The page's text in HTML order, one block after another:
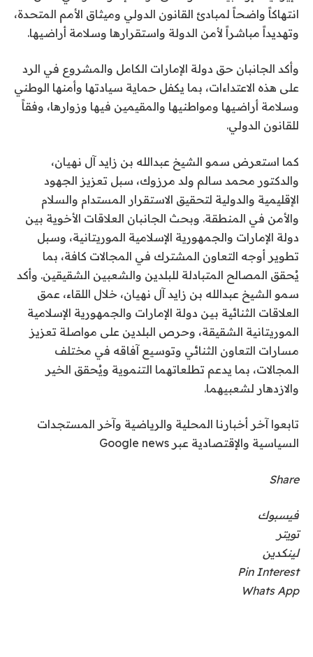
انتهاكاً واضحاً لمبادئ القانون الدولي وميثاق الأمم المتحدة،
وتهديداً مباشراً لأمن الدولة واستقرارها وسلامة أراضيها.
وأكد الجانبان حق دولة الإمارات الكامل والمشروع في الرد
على هذه الاعتداءات، بما يكفل حماية سيادتها وأمنها الوطني
وسلامة أراضيها ومواطنيها والمقيمين فيها وزوارها، وفقاً
للقانون الدولي.
كما استعرض سمو الشيخ عبدالله بن زايد آل نهيان،
والدكتور محمد سالم ولد مرزوك، سبل تعزيز الجهود
الإقليمية والدولية لتحقيق الاستقرار المستدام والسلام
والأمن في المنطقة. وبحث الجانبان العلاقات الأخوية بين
دولة الإمارات والجمهورية الإسلامية الموريتانية، وسبل
تطوير أوجه التعاون المشترك في المجالات كافة، بما
يُحقق المصالح المتبادلة للبلدين والشعبين الشقيقين. وأكد
سمو الشيخ عبدالله بن زايد آل نهيان، خلال اللقاء، عمق
العلاقات الثنائية بين دولة الإمارات والجمهورية الإسلامية
الموريتانية الشقيقة، وحرص البلدين على مواصلة تعزيز
مسارات التعاون الثنائي وتوسيع آفاقه في مختلف
المجالات، بما يدعم تطلعاتهما التنموية ويُحقق الخير
والازدهار لشعبيهما.
تابعوا آخر أخبارنا المحلية والرياضية وآخر المستجدات
السياسية والإقتصادية عبر Google news
Share
فيسبوك
تويتر
لينكدين
Pin Interest
Whats App